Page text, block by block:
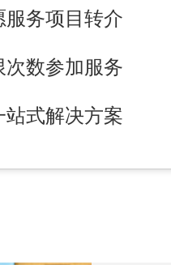
服务项目转介
次数参加服务
站式解决方案